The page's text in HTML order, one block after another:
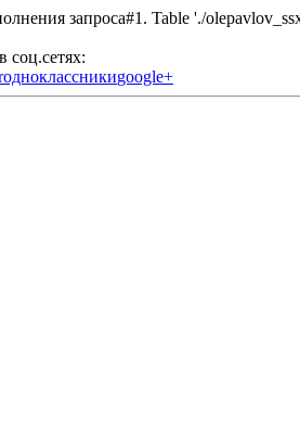
запроса#1. Table './
соц.сетях:
одноклассникиgoogle+